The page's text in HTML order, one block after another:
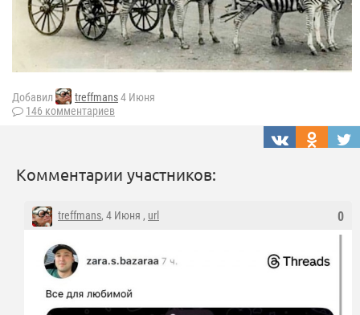
Добавил treffmans4 Июня
146 комментариев
Комментарии участников:
0
treffmans, 4 Июня , url